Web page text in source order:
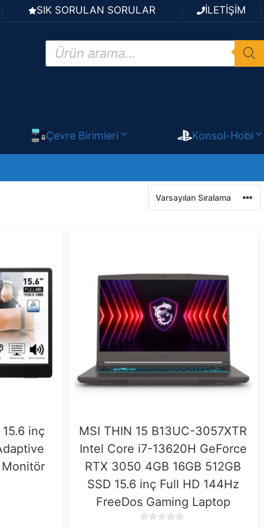
SIK SORULAN SORULAR İLETİŞİM
Products
search
Çevre Birimleri Konsol-Hobi
inç
Monitör
MSI THIN 15 B13UC-3057XTR
Intel Core i7-13620H GeForce
RTX 3050 4GB 16GB 512GB
SSD 15.6 inç Full HD 144Hz
FreeDos Gaming Laptop